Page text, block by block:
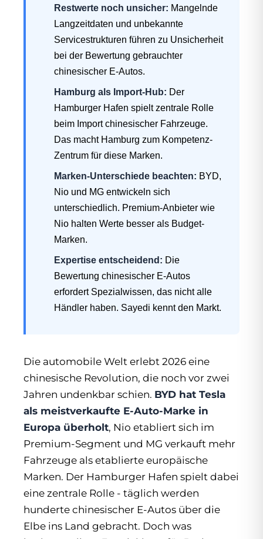
Restwerte noch unsicher: Mangelnde
Langzeitdaten und unbekannte
Servicestrukturen führen zu Unsicherheit
bei der Bewertung gebrauchter
chinesischer E-Autos.
Hamburg als Import-Hub: Der
Hamburger Hafen spielt zentrale Rolle
beim Import chinesischer Fahrzeuge.
Das macht Hamburg zum Kompetenz-
Zentrum für diese Marken.
Marken-Unterschiede beachten: BYD,
Nio und MG entwickeln sich
unterschiedlich. Premium-Anbieter wie
Nio halten Werte besser als Budget-
Marken.
Expertise entscheidend: Die
Bewertung chinesischer E-Autos
erfordert Spezialwissen, das nicht alle
Händler haben. Sayedi kennt den Markt.
Die automobile Welt erlebt 2026 eine
chinesische Revolution, die noch vor zwei
Jahren undenkbar schien. BYD hat Tesla
als meistverkaufte E-Auto-Marke in
Europa überholt, Nio etabliert sich im
Premium-Segment und MG verkauft mehr
Fahrzeuge als etablierte europäische
Marken. Der Hamburger Hafen spielt dabei
eine zentrale Rolle - täglich werden
hunderte chinesischer E-Autos über die
Elbe ins Land gebracht. Doch was